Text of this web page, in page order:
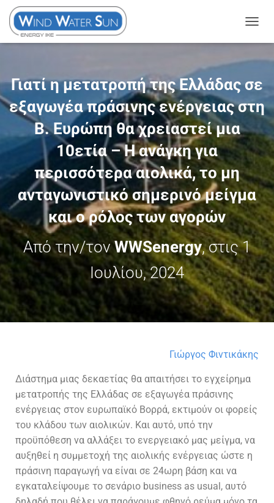
Ν
Α
Λ
Α
Ή
Π
Λ
Ο
Ή
Γ
Η
Σ
Η
Σ
Γιατί η μετατροπή της Ελλάδας σε
εξαγωγέα πράσινης ενέργειας στη
Β. Ευρώπη θα χρειαστεί μια
10ετία – Η ανάγκη για
περισσότερα αιολικά, το μη
ανταγωνιστικό σημερινό μείγμα
και ο ρόλος των αγορών
Από την/τονWWSenergy, στις1
Ιουλίου, 2024
Γιώργος Φιντικάκης
Διάστημα μιας δεκαετίας θα απαιτήσει το εγχείρημα
μετατροπής της Ελλάδας σε εξαγωγέα πράσινης
ενέργειας στον ευρωπαϊκό Βορρά, εκτιμούν οι φορείς
του κλάδου των αιολικών. Και αυτό, υπό την
προϋπόθεση να αλλάξει το ενεργειακό μας μείγμα, να
αυξηθεί η συμμετοχή της αιολικής ενέργειας ώστε η
πράσινη παραγωγή να είναι σε 24ωρη βάση και να
εγκαταλείψουμε το σενάριο business as usual, αυτό